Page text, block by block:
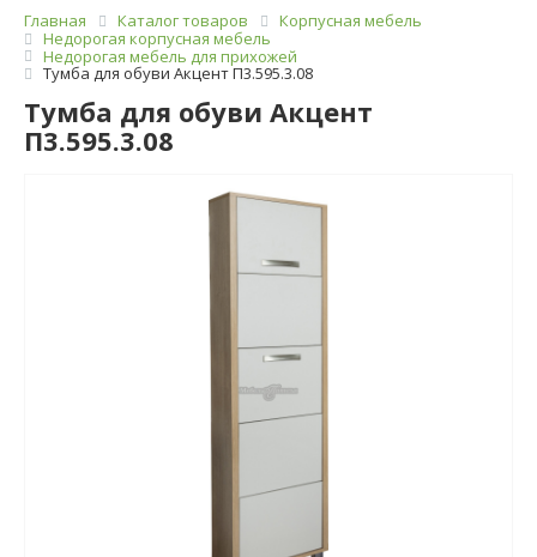
Главная Каталог товаров
Корпусная мебель
Недорогая корпусная мебель
Недорогая мебель для прихожей
Тумба для обуви Акцент П3.595.3.08
Тумба для обуви Акцент
П3.595.3.08